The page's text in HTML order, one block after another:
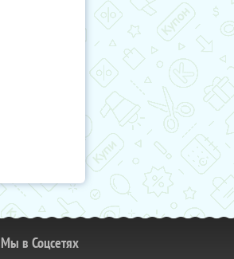
Мы в Соцсетях